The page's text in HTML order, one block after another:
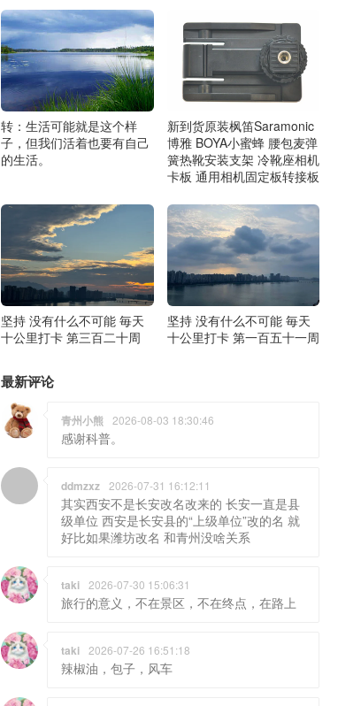
转：生活可能就是这个样
子，但我们活着也要有自己
的生活。
新到货原装枫笛Saramonic
博雅 BOYA小蜜蜂 腰包麦弹
簧热靴安装支架 冷靴座相机
卡板 通用相机固定板转接板
坚持 没有什么不可能 毎天
十公里打卡 第三百二十周
坚持 没有什么不可能 毎天
十公里打卡 第一百五十一周
最新评论
青州小熊 2026-08-03 18:30:46
感谢科普。
ddmzxz 2026-07-31 16:12:11
其实西安不是长安改名改来的 长安一直是县
级单位 西安是长安县的“上级单位”改的名 就
好比如果潍坊改名 和青州没啥关系
taki 2026-07-30 15:06:31
旅行的意义，不在景区，不在终点，在路上
taki 2026-07-26 16:51:18
辣椒油，包子，风车